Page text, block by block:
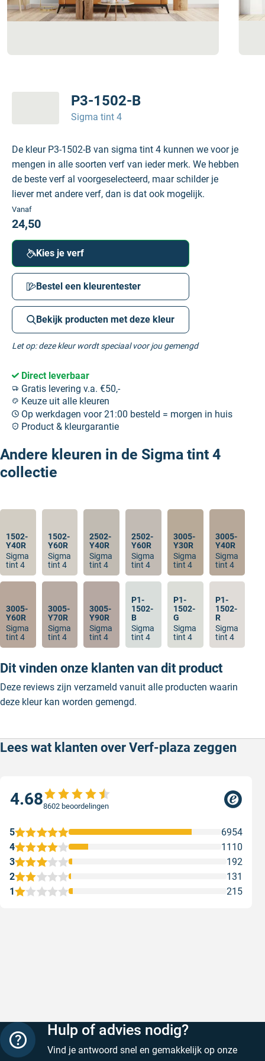
P3-1502-B
Sigma tint 4
De kleur P3-1502-B van sigma tint 4 kunnen we voor je
mengen in alle soorten verf van ieder merk. We hebben
de beste verf al voorgeselecteerd, maar schilder je
liever met andere verf, dan is dat ook mogelijk.
Vanaf
24,50
Kies je verf
Bestel een kleurentester
Bekijk producten met deze kleur
Let op: deze kleur wordt speciaal voor jou gemengd
Direct leverbaar
Gratis levering v.a. €50,-
Keuze uit alle kleuren
Op werkdagen voor 21:00 besteld = morgen in huis
Product & kleurgarantie
Andere kleuren in de Sigma tint 4
collectie
1502-
Y40R
Sigma
tint 4
1502-
Y60R
Sigma
tint 4
2502-
Y40R
Sigma
tint 4
2502-
Y60R
Sigma
tint 4
3005-
Y30R
Sigma
tint 4
3005-
Y40R
Sigma
tint 4
3005-
Y60R
Sigma
tint 4
3005-
Y70R
Sigma
tint 4
3005-
Y90R
Sigma
tint 4
P1-
1502-
B
Sigma
tint 4
P1-
1502-
G
Sigma
tint 4
P1-
1502-
R
Sigma
tint 4
Dit vinden onze klanten van dit product
Deze reviews zijn verzameld vanuit alle producten waarin
deze kleur kan worden gemengd.
Lees wat klanten over Verf-plaza zeggen
4.688602 beoordelingen
1 215
2 131
3 192
4 1110
5 6954
Hulp of advies nodig?
Vind je antwoord snel en gemakkelijk op onze